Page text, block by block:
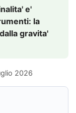
e'
la
gravita'
2026